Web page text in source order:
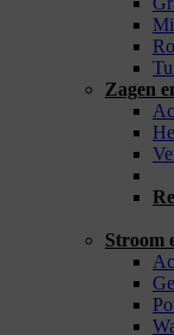
Zagen
Stroom